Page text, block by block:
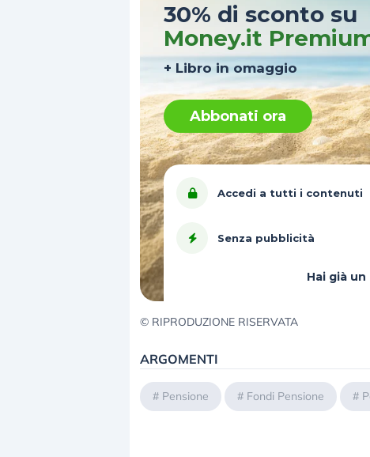
30% di sconto su
Money.it
+ Libro in omaggio
Abbonati ora
Accedi a tutti i contenuti
Senza pubblicità
Hai già
© RIPRODUZIONE RISERVATA
ARGOMENTI
# Pensione # Fondi Pensione #